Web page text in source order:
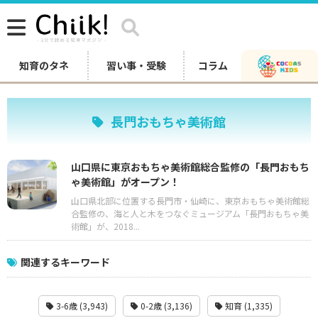
知育のタネ 習い事・受験 コラム
長門おもちゃ美術館
山口県に東京おもちゃ美術館総合監修の「長門おもち
ゃ美術館」がオープン！
山口県北部に位置する長門市・仙崎に、東京おもちゃ美術館総
合監修の、海と人と木をつなぐミュージアム「長門おもちゃ美
術館」が、2018...
関連するキーワード
3-6歳 (3,943) 0-2歳 (3,136) 知育 (1,335)